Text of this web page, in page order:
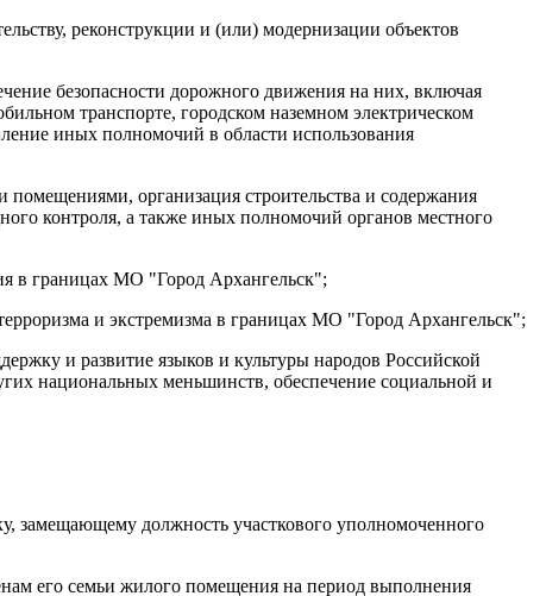
реконструкции и (или) модернизации объектов
безопасности дорожного движения на них, включая
транспорте, городском наземном электрическом
иных полномочий в области использования
организация строительства и содержания
контроля, а также иных полномочий органов местного
в границах МО "Город Архангельск";
и экстремизма в границах МО "Город Архангельск";
и развитие языков и культуры народов Российской
национальных меньшинств, обеспечение социальной и
замещающему должность участкового уполномоченного
его семьи жилого помещения на период выполнения